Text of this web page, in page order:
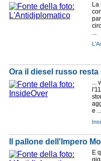
La
...
Ora il diesel russo
...
e ...
Il pallone dell'Impero
E